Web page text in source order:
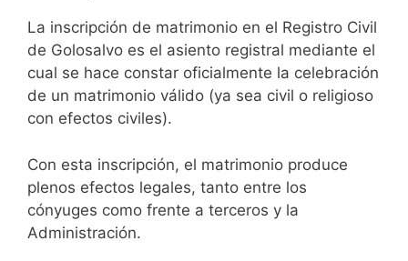
La inscripción de matrimonio en el Registro Civil
de Golosalvo es el asiento registral mediante el
cual se hace constar oficialmente la celebración
de un matrimonio válido (ya sea civil o religioso
con efectos civiles).
Con esta inscripción, el matrimonio produce
plenos efectos legales, tanto entre los
cónyuges como frente a terceros y la
Administración.